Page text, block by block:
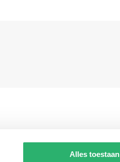
Alles toestaan